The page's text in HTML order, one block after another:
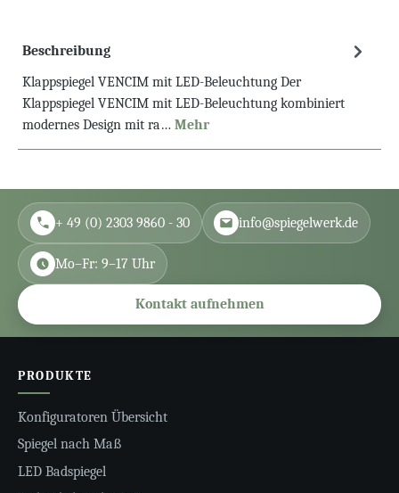
Beschreibung
Klappspiegel VENCIM mit LED-Beleuchtung Der
Klappspiegel VENCIM mit LED-Beleuchtung kombiniert
modernes Design mit ra… Mehr
+ 49 (0) 2303 9860 - 30 info@spiegelwerk.de
Mo–Fr: 9–17 Uhr
Kontakt aufnehmen
PRODUKTE
Konfiguratoren Übersicht
Spiegel nach Maß
LED Badspiegel